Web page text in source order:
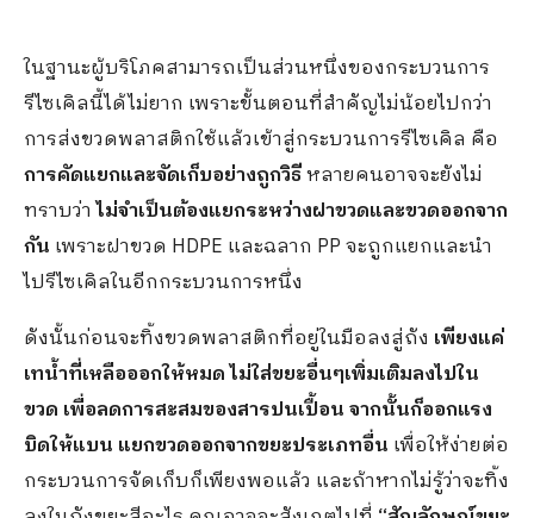
ในฐานะผู้บริโภคสามารถเป็นส่วนหนึ่งของกระบวนการ
รีไซเคิลนี้ได้ไม่ยาก เพราะขั้นตอนที่สำคัญไม่น้อยไปกว่า
การส่งขวดพลาสติกใช้แล้วเข้าสู่กระบวนการรีไซเคิล คือ
การคัดแยกและจัดเก็บอย่างถูกวิธีหลายคนอาจจะยังไม่
ทราบว่า ไม่จำเป็นต้องแยกระหว่างฝาขวดและขวดออกจาก
กัน เพราะฝาขวด HDPE และฉลาก PP จะถูกแยกและนำ
ไปรีไซเคิลในอีกกระบวนการหนึ่ง
ดังนั้นก่อนจะทิ้งขวดพลาสติกที่อยู่ในมือลงสู่ถัง เพียงแค่
เทน้ำที่เหลือออกให้หมดไม่ใส่ขยะอื่นๆเพิ่มเติมลงไปใน
ขวด เพื่อลดการสะสมของสารปนเปื้อนจากนั้นก็ออกแรง
บิดให้แบน แยกขวดออกจากขยะประเภทอื่น เพื่อให้ง่ายต่อ
กระบวนการจัดเก็บก็เพียงพอแล้ว และถ้าหากไม่รู้ว่าจะทิ้ง